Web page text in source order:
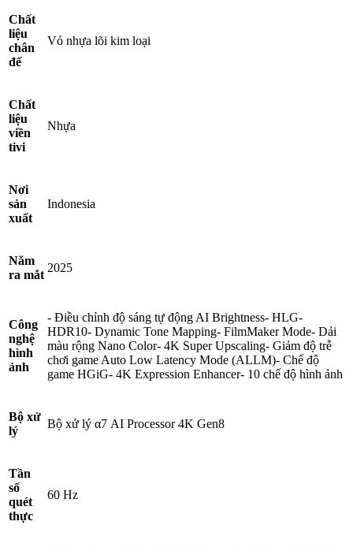
Chất
liệu
chân
đế
Vỏ nhựa lõi kim loại
Chất
liệu
viền
tivi
Nhựa
Nơi
sản
xuất
Indonesia
Năm
ra mắt
2025
Công
nghệ
hình
ảnh
- Điều chỉnh độ sáng tự động AI Brightness- HLG-
HDR10- Dynamic Tone Mapping- FilmMaker Mode- Dải
màu rộng Nano Color- 4K Super Upscaling- Giảm độ trễ
chơi game Auto Low Latency Mode (ALLM)- Chế độ
game HGiG- 4K Expression Enhancer- 10 chế độ hình ảnh
Bộ xử
lý
Bộ xử lý α7 AI Processor 4K Gen8
Tần
số
quét
thực
60 Hz